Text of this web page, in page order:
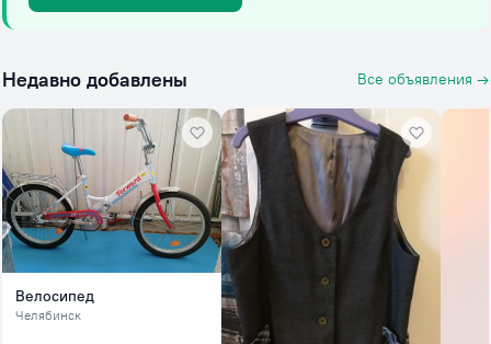
Недавно добавлены Все объявления →
Велосипед
Челябинск